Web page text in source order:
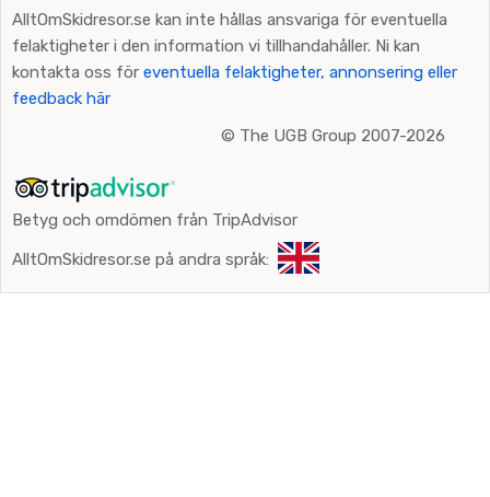
AlltOmSkidresor.se kan inte hållas ansvariga för eventuella
felaktigheter i den information vi tillhandahåller. Ni kan
kontakta oss för eventuella felaktigheter, annonsering eller
feedback här
© The UGB Group 2007-2026
Betyg och omdömen från TripAdvisor
AlltOmSkidresor.se på andra språk: